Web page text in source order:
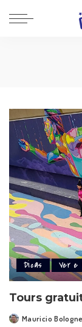
Dicas Ver e
Tours
PostedMauricio